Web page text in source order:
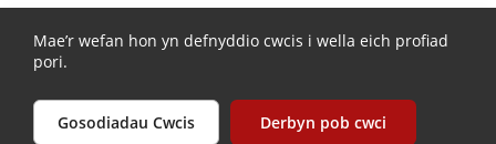
Mae’r wefan hon yn defnyddio cwcis i wella eich profiad
pori.
Gosodiadau Cwcis Derbyn pob cwci